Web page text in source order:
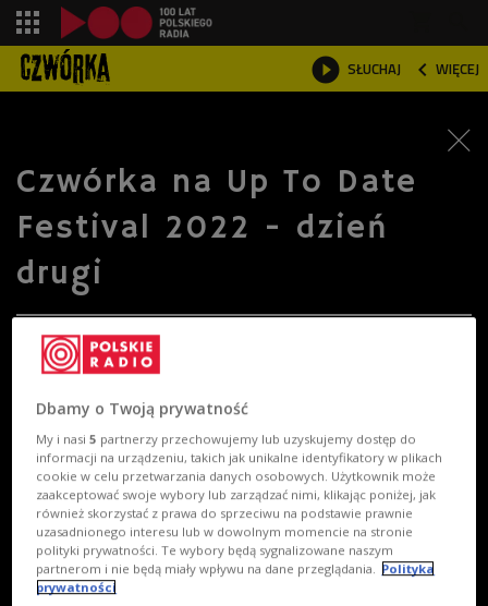
 SŁUCHAJ  WIĘCEJ

Czwórka na Up To Date
Festival 2022 - dzień
drugi
Dbamy o Twoją prywatność
My i nasi5 partnerzy przechowujemy lub uzyskujemy dostęp do
informacji na urządzeniu, takich jak unikalne identyfikatory w plikach
cookie w celu przetwarzania danych osobowych. Użytkownik może
zaakceptować swoje wybory lub zarządzać nimi, klikając poniżej, jak
również skorzystać z prawa do sprzeciwu na podstawie prawnie
uzasadnionego interesu lub w dowolnym momencie na stronie
polityki prywatności. Te wybory będą sygnalizowane naszym
partnerom i nie będą miały wpływu na dane przeglądania. Polityka
prywatności